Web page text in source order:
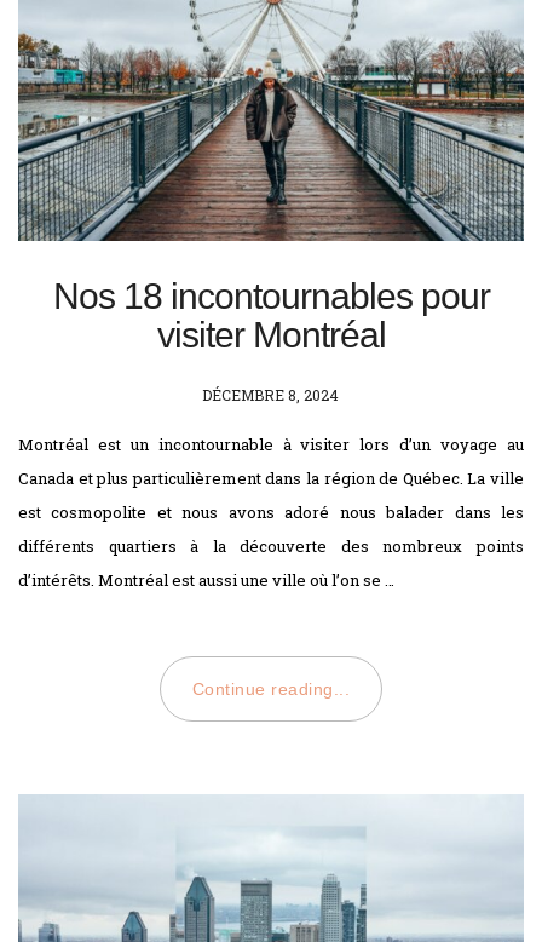
Nos 18 incontournables pour
visiter Montréal
POSTED
DÉCEMBRE 8, 2024
Montréal est un incontournable à visiter lors d’un voyage au
Canada et plus particulièrement dans la région de Québec. La ville
est cosmopolite et nous avons adoré nous balader dans les
différents quartiers à la découverte des nombreux points
d’intérêts. Montréal est aussi une ville où l’on se …
Continue reading...